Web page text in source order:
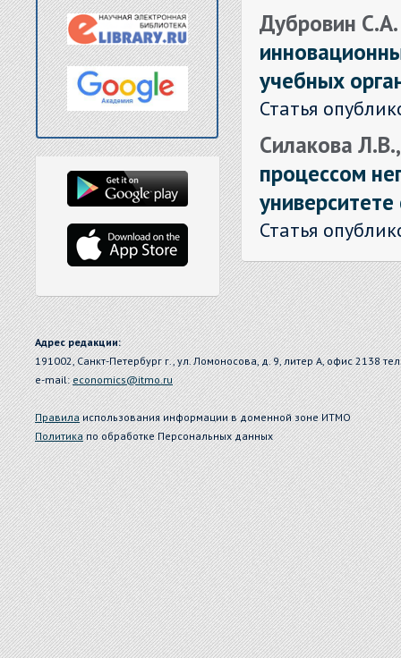
Дубровин С.А.
учебных
Статья
Силакова
процессом
Статья
Адрес редакции:
191002, Санкт-Петербург г., ул. Ломоносова, д. 9, литер А, офис 2138
e-mail:economics@itmo.ru
Правилаиспользования информации в доменной зоне ИТМО
Политикапо обработке Персональных данных